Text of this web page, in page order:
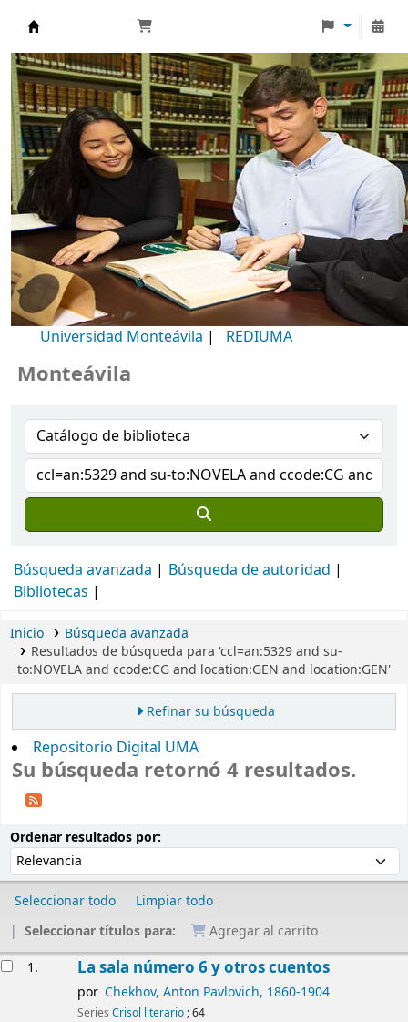
Biblioteca Universidad Monteávila
Universidad Monteávila | REDIUMA
Búsqueda avanzada
Búsqueda de autoridad
Bibliotecas
Inicio
Búsqueda avanzada
Resultados de búsqueda para 'ccl=an:5329 and su-
to:NOVELA and ccode:CG and location:GEN and location:GEN'
Refinar su búsqueda
Repositorio Digital UMA
Su búsqueda retornó 4 resultados.
Ordenar resultados por:
Seleccionar todo
Limpiar todo
Seleccionar títulos para:
Agregar al carrito
1. La sala número 6 y otros cuentos
por Chekhov, Anton Pavlovich, 1860-1904
Series Crisol literario; 64